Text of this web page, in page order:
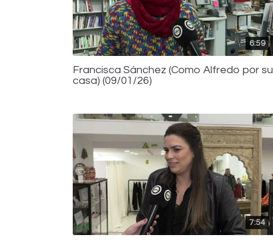
6:59
Francisca Sánchez (Como Alfredo por su
casa) (09/01/26)
7:54